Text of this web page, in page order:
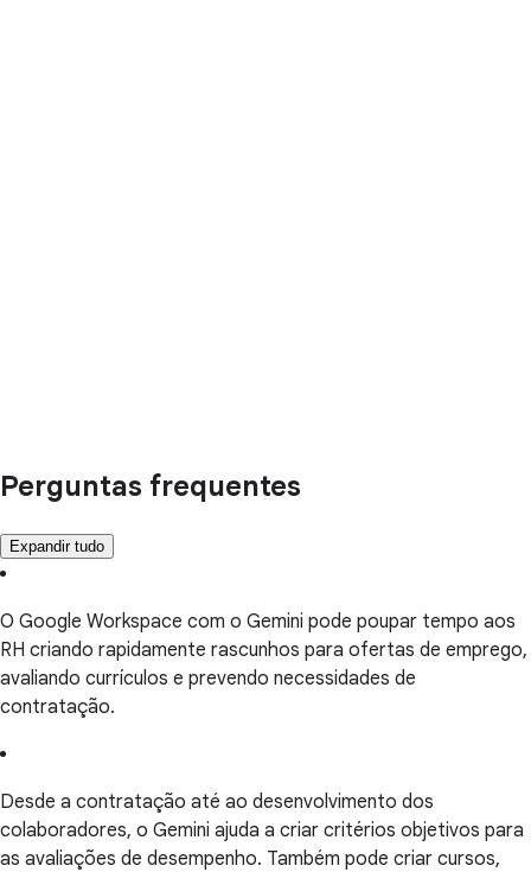
Perguntas frequentes
Expandir tudo
O Google Workspace com o Gemini pode poupar tempo aos
RH criando rapidamente rascunhos para ofertas de emprego,
avaliando currículos e prevendo necessidades de
contratação.
Desde a contratação até ao desenvolvimento dos
colaboradores, o Gemini ajuda a criar critérios objetivos para
as avaliações de desempenho. Também pode criar cursos,